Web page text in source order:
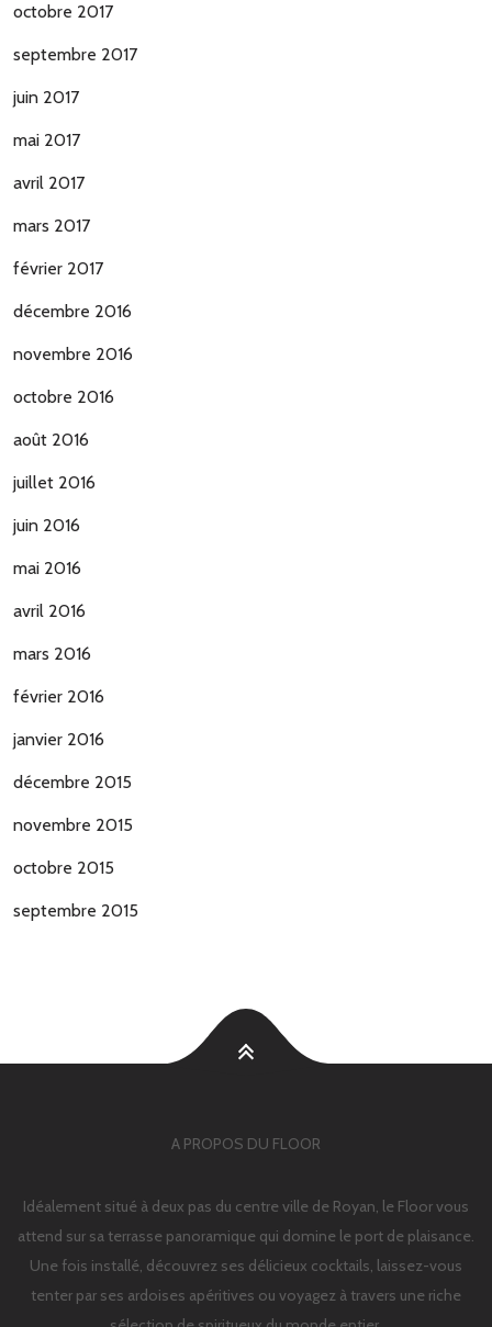
octobre 2017
septembre 2017
juin 2017
mai 2017
avril 2017
mars 2017
février 2017
décembre 2016
novembre 2016
octobre 2016
août 2016
juillet 2016
juin 2016
mai 2016
avril 2016
mars 2016
février 2016
janvier 2016
décembre 2015
novembre 2015
octobre 2015
septembre 2015
A PROPOS DU FLOOR
Idéalement situé à deux pas du centre ville de Royan, le Floor vous
attend sur sa terrasse panoramique qui domine le port de plaisance.
Une fois installé, découvrez ses délicieux cocktails, laissez-vous
tenter par ses ardoises apéritives ou voyagez à travers une riche